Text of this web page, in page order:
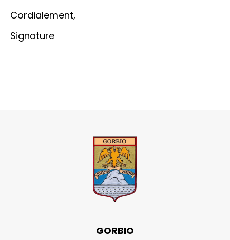
Cordialement,
Signature
GORBIO